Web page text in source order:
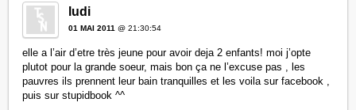
ludi
01 MAI 2011 @ 21:30:54
elle a l’air d’etre très jeune pour avoir deja 2 enfants! moi j’opte
plutot pour la grande soeur, mais bon ça ne l’excuse pas , les
pauvres ils prennent leur bain tranquilles et les voila sur facebook ,
puis sur stupidbook ^^